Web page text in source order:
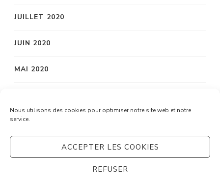
Nous utilisons des cookies pour optimiser notre site web et notre
service.
ACCEPTER LES COOKIES
REFUSER
JUILLET 2020
JUIN 2020
MAI 2020
MARS 2020
Système C. Tous droits réservés.